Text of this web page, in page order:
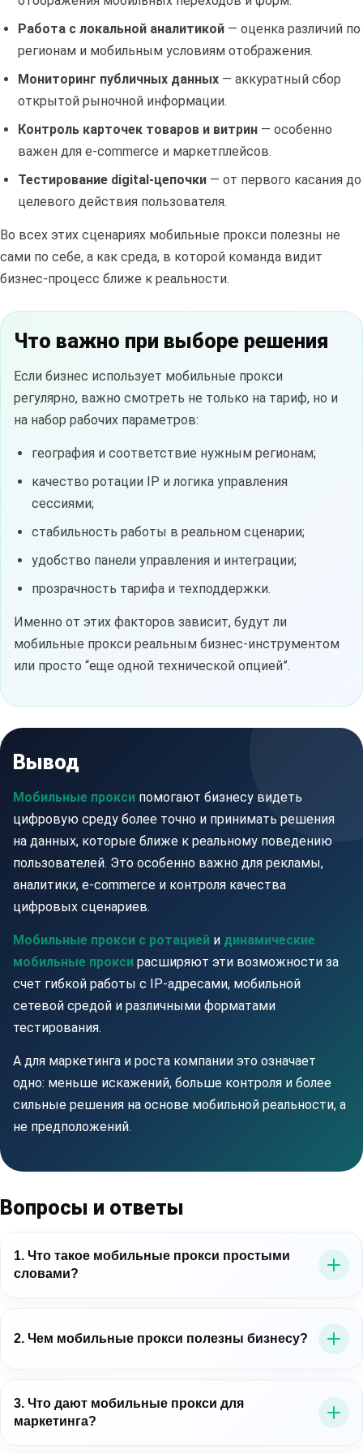
Работа с локальной аналитикой — оценка различий по
регионам и мобильным условиям отображения.
Мониторинг публичных данных — аккуратный сбор
открытой рыночной информации.
Контроль карточек товаров и витрин — особенно
важен для e-commerce и маркетплейсов.
Тестирование digital-цепочки — от первого касания до
целевого действия пользователя.
Во всех этих сценариях мобильные прокси полезны не
сами по себе, а как среда, в которой команда видит
бизнес-процесс ближе к реальности.
Что важно при выборе решения
Если бизнес использует мобильные прокси
регулярно, важно смотреть не только на тариф, но и
на набор рабочих параметров:
география и соответствие нужным регионам;
качество ротации IP и логика управления
сессиями;
стабильность работы в реальном сценарии;
удобство панели управления и интеграции;
прозрачность тарифа и техподдержки.
Именно от этих факторов зависит, будут ли
мобильные прокси реальным бизнес-инструментом
или просто “еще одной технической опцией”.
Вывод
Мобильные прокси помогают бизнесу видеть
цифровую среду более точно и принимать решения
на данных, которые ближе к реальному поведению
пользователей. Это особенно важно для рекламы,
аналитики, e-commerce и контроля качества
цифровых сценариев.
Мобильные прокси с ротацией и динамические
мобильные прокси расширяют эти возможности за
счет гибкой работы с IP-адресами, мобильной
сетевой средой и различными форматами
тестирования.
А для маркетинга и роста компании это означает
одно: меньше искажений, больше контроля и более
сильные решения на основе мобильной реальности, а
не предположений.
Вопросы и ответы
1. Что такое мобильные прокси простыми
словами?
мобильные IP-адреса операторов связи. Для бизнеса
это важно потому, что позволяет работать в среде,
2. Чем мобильные прокси полезны бизнесу?
проверять цифровые процессы: рекламу, лендинги,
мобильные сценарии, витрины, публичные данные и
3. Что дают мобильные прокси для
маркетинга?